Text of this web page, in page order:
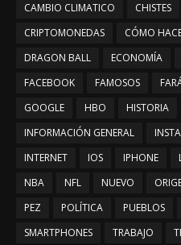
CAMBIO CLIMATICO
CHISTES
CRIPTOMONEDAS
CÓMO
DRAGON BALL
ECONOMÍA
FACEBOOK
FAMOSOS
GOOGLE
HBO HISTORIA
INFORMACIÓN GENERAL
INTERNET
IOS IPHONE
NBA
NFL NUEVO
PEZ
POLÍTICA PUEBLOS
SMARTPHONES
TRABAJO